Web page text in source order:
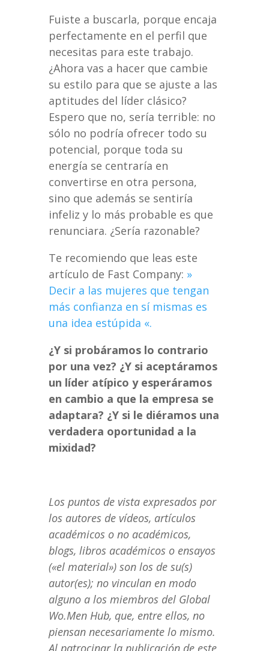
Fuiste a buscarla, porque encaja
perfectamente en el perfil que
necesitas para este trabajo.
¿Ahora vas a hacer que cambie
su estilo para que se ajuste a las
aptitudes del líder clásico?
Espero que no, sería terrible: no
sólo no podría ofrecer todo su
potencial, porque toda su
energía se centraría en
convertirse en otra persona,
sino que además se sentiría
infeliz y lo más probable es que
renunciara. ¿Sería razonable?
Te recomiendo que leas este
artículo de Fast Company: »
Decir a las mujeres que tengan
más confianza en sí mismas es
una idea estúpida «.
¿Y si probáramos lo contrario
por una vez? ¿Y si aceptáramos
un líder atípico y esperáramos
en cambio a que la empresa se
adaptara? ¿Y si le diéramos una
verdadera oportunidad a la
mixidad?
Los puntos de vista expresados por
los autores de vídeos, artículos
académicos o no académicos,
blogs, libros académicos o ensayos
(«el material») son los de su(s)
autor(es); no vinculan en modo
alguno a los miembros del Global
Wo.Men Hub, que, entre ellos, no
piensan necesariamente lo mismo.
Al patrocinar la publicación de este